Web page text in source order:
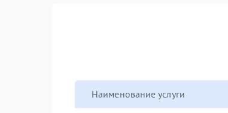
Наименование услуги